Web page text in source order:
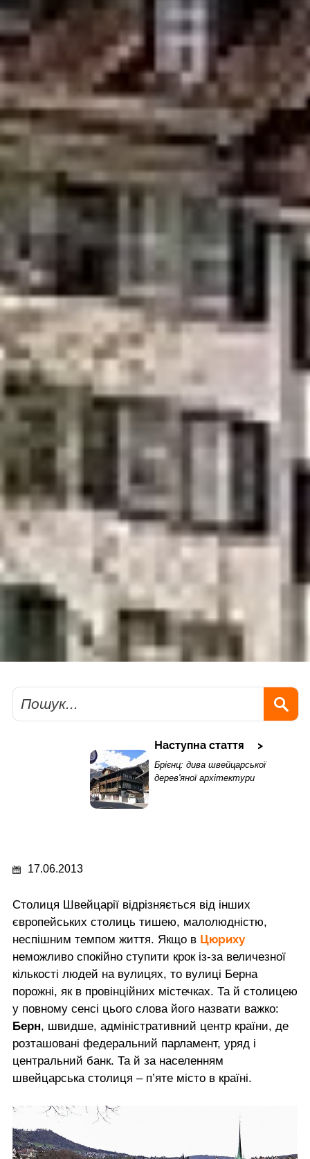
Пошук
Наступна стаття
Брієнц: дива швейцарської
дерев'яної архітектури
17.06.2013
Столиця Швейцарії відрізняється від інших
європейських столиць тишею, малолюдністю,
неспішним темпом життя. Якщо в Цюриху
неможливо спокійно ступити крок із-за величезної
кількості людей на вулицях, то вулиці Берна
порожні, як в провінційних містечках. Та й столицею
у повному сенсі цього слова його назвати важко:
Берн, швидше, адміністративний центр країни, де
розташовані федеральний парламент, уряд і
центральний банк. Та й за населенням
швейцарська столиця – п’яте місто в країні.